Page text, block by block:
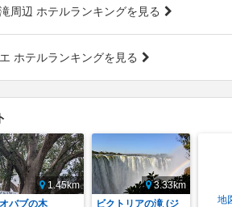
周辺 ホテルランキングを見る
ホテルランキングを見る
1.45km
バブの木
3.33km
ビクトリアの滝 (ジ
地